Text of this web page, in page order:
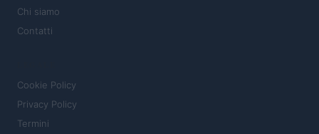
Chi siamo
Contatti
Cookie Policy
Privacy Policy
Termini